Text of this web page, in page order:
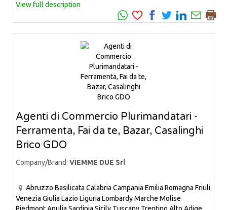
View full description
Agenti di Commercio Plurimandatari -
Ferramenta, Fai da te, Bazar, Casalinghi
Brico GDO
Company/Brand: VIEMME DUE Srl
Abruzzo Basilicata Calabria Campania Emilia Romagna Friuli
Venezia Giulia Lazio Liguria LombardyMarche Molise